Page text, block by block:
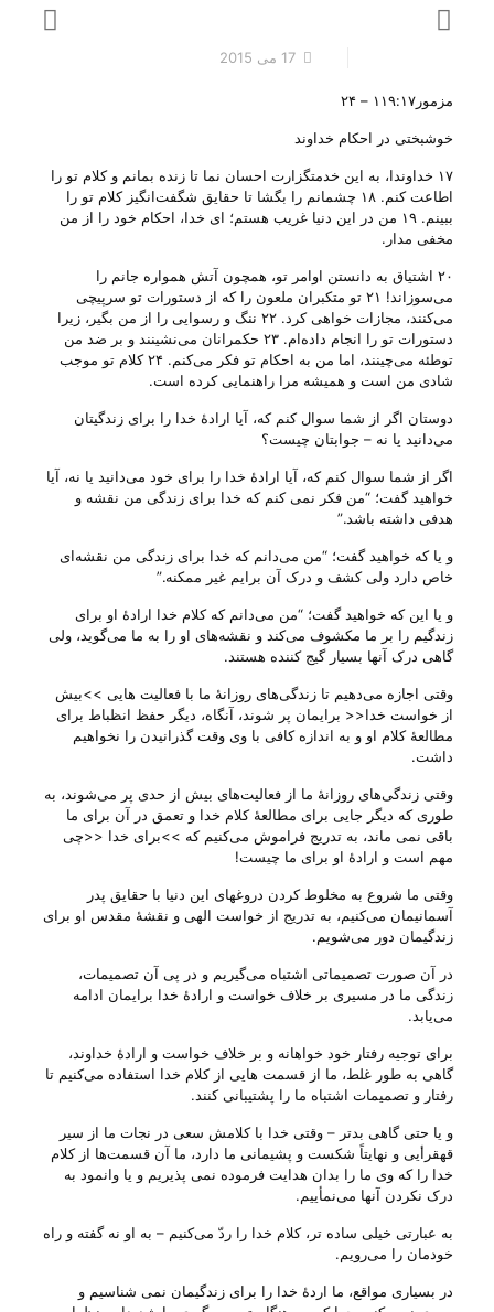
17 می 2015
مزمور۱۱۹:۱۷ – ۲۴
خوشبختی در احکام خداوند
۱۷ خداوندا، به‌ این‌ خدمتگزارت‌ احسان‌ نما تا زنده‌ بمانم‌ و كلام‌ تو را
اطاعت‌ كنم‌. ۱۸ چشمانم‌ را بگشا تا حقایق‌ شگفت‌انگیز كلام‌ تو را
ببینم‌. ۱۹ من‌ در این‌ دنیا غریب‌ هستم‌؛ ای‌ خدا، احكام‌ خود را از من‌
مخفی‌ مدار.
۲۰ اشتیاق‌ به‌ دانستن‌ اوامر تو، همچون‌ آتش‌ همواره‌ جانم‌ را
می‌سوزاند! ۲۱ تو متكبران‌ ملعون‌ را كه‌ از دستورات‌ تو سرپیچی‌
می‌كنند، مجازات‌ خواهی‌ كرد. ۲۲ ننگ‌ و رسوایی‌ را از من‌ بگیر، زیرا
دستورات‌ تو را انجام‌ داده‌ام‌. ۲۳ حكمرانان‌ می‌نشینند و بر ضد من‌
توطئه‌ می‌چینند، اما من‌ به‌ احكام‌ تو فكر می‌كنم‌. ۲۴ كلام‌ تو موجب‌
شادی‌ من‌ است‌ و همیشه‌ مرا راهنمایی‌ كرده‌ است‌.
دوستان اگر از شما سوال کنم که، آیا ارادهٔ خدا را برای زندگیتان
می‌‌دانید یا نه – جوابتان چیست؟
اگر از شما سوال کنم که، آیا ارادهٔ خدا را برای خود می‌‌دانید یا نه، آیا
خواهید گفت؛ “من فکر نمی کنم که خدا برای زندگی من نقشه و
هدفی داشته باشد.”
و یا که خواهید گفت؛ “من می‌‌دانم که خدا برای زندگی من نقشه‌ای
خاص دارد ولی‌ کشف و درک آن برایم غیر ممکنه.”
و یا این که خواهید گفت؛ “من می‌‌دانم که کلام خدا ارادهٔ او برای
زندگیم را بر ما مکشوف می‌‌کند و نقشه‌های او را به ما می‌‌گوید، ولی‌
گاهی درک آنها بسیار گیج کننده هستند.
وقتی اجازه می‌‌دهیم تا زندگی‌های روزانهٔ ما با فعالیت هایی >>بیش
از خواست خدا<< برایمان پر شوند، آنگاه، دیگر حفظ انظباط برای
مطالعهٔ کلام او و به اندازه کافی با وی وقت گذرانیدن را نخواهیم
داشت.
وقتی زندگی‌های روزانهٔ ما از فعالیت‌های بیش از حدی پر می‌‌شوند، به
طوری که دیگر جایی برای مطالعهٔ کلام خدا و تعمق در آن برای ما
باقی نمی ماند، به تدریج فراموش می‌‌کنیم که >>برای خدا <<چی‌
مهم است و ارادهٔ او برای ما چیست!
وقتی ما شروع به مخلوط کردن دروغهای این دنیا با حقایق پدر
آسمانیمان می‌‌کنیم، به تدریج از خواست الهی و نقشهٔ مقدس او برای
زندگیمان دور می‌‌شویم.
در آن صورت تصمیماتی اشتباه می‌‌گیریم و در پی آن تصمیمات،
زندگی ما در مسیری بر خلاف خواست و ارادهٔ خدا برایمان ادامه
می‌‌یابد.
برای توجیه رفتار خود خواهانه و بر خلاف خواست و ارادهٔ خداوند،
گاهی به طور غلط، ما از قسمت هایی از کلام خدا استفاده می‌‌کنیم تا
رفتار و تصمیمات اشتباه ما را پشتیبانی کنند.
و یا حتی گاهی بدتر – وقتی خدا با کلامش سعی در نجات ما از سیر
قهقرأیی و نهایتاً شکست و پشیمانی ما دارد، ما آن قسمت‌ها از کلام
خدا را که وی ما را بدان هدایت فرموده نمی پذیریم و یا وانمود به
درک نکردن آنها می‌‌نمأییم.
به عبارتی خیلی ساده تر، کلام خدا را ردّ می‌‌کنیم – به او نه گفته و راه
خودمان را می‌‌رویم.
در بسیاری مواقع، ما اردهٔ خدا را برای زندگیمان نمی شناسیم و